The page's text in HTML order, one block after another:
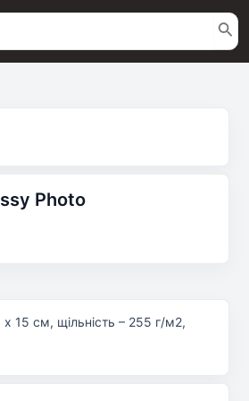
Photo
15 см, щільність – 255 г/м2,